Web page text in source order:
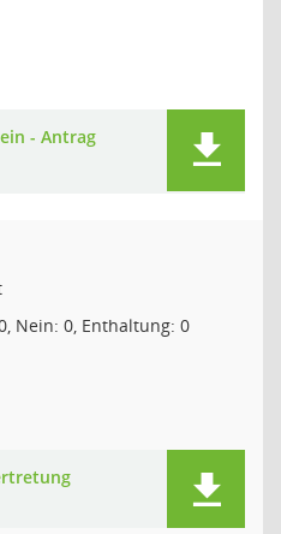
- Antrag
Nein: 0, Enthaltung: 0